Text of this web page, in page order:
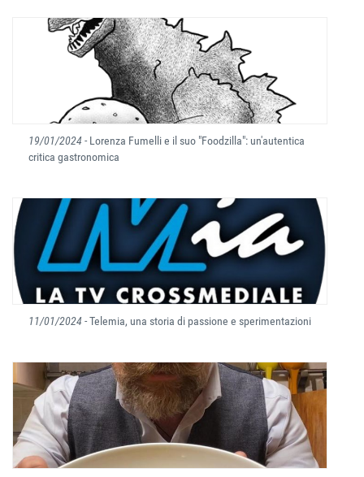
19/01/2024- Lorenza Fumelli e il suo "Foodzilla": un'autentica
critica gastronomica
11/01/2024- Telemia, una storia di passione e sperimentazioni